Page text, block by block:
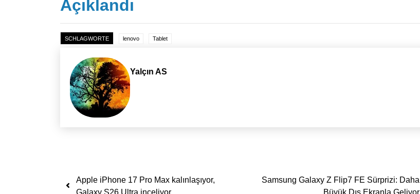
Açıklandı
SCHLAGWORTE lenovo Tablet
Yalçın AS
Yazı dolaşımı
Apple iPhone 17 Pro Max kalınlaşıyor,
Galaxy S26 Ultra inceliyor
Samsung Galaxy Z Flip7 FE Sürprizi: Daha
Büyük Dış Ekranla Geliyor